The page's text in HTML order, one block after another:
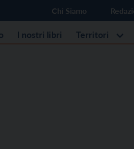
Chi Siamo
I nostri libri Territori